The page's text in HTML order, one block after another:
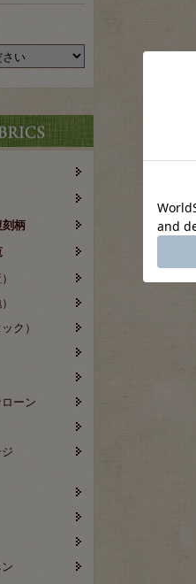
刻柄
ク）
ーン